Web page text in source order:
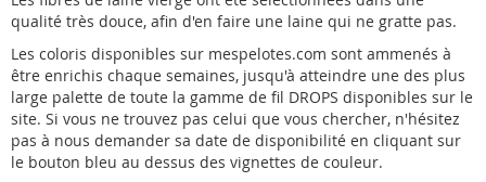
qualité très douce, afin d'en faire une laine qui ne gratte pas.
Les coloris disponibles sur mespelotes.com sont ammenés à
être enrichis chaque semaines, jusqu'à atteindre une des plus
large palette de toute la gamme de fil DROPS disponibles sur le
site. Si vous ne trouvez pas celui que vous chercher, n'hésitez
pas à nous demander sa date de disponibilité en cliquant sur
le bouton bleu au dessus des vignettes de couleur.